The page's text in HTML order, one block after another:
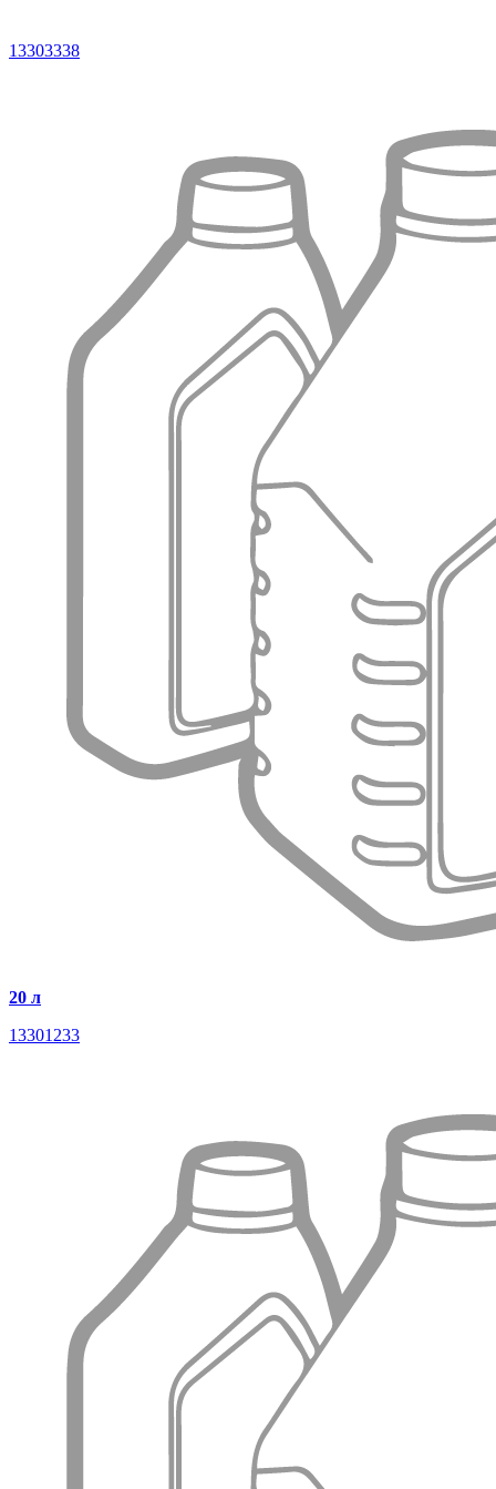
13303338
20 л
13301233